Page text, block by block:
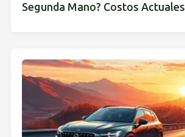
Segunda Mano? Costos Actuales